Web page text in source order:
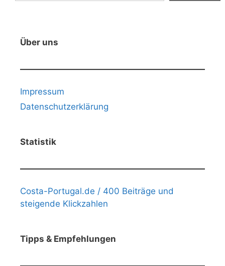
Über uns
Impressum
Datenschutzerklärung
Statistik
Costa-Portugal.de / 400 Beiträge und
steigende Klickzahlen
Tipps & Empfehlungen